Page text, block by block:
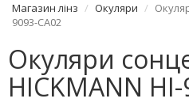
Магазин лінз Окуляри
9093-CA02
Окуляри
HICKMANN